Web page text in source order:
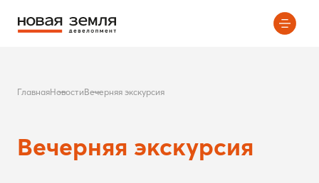
ГлавнаяНовостиВечерняя экскурсия
Вечерняя экскурсия